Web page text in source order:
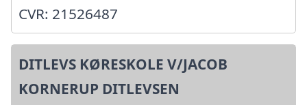
CVR: 21526487
DITLEVS KØRESKOLE V/JACOB
KORNERUP DITLEVSEN